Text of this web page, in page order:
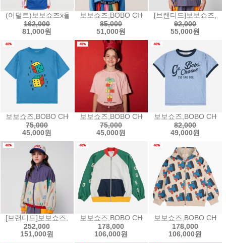
(어덜트)보보쇼즈x올렌드,Bobo Choses x Olend colorblock small
162,000
81,000원
보보쇼즈,BOBO CHOSES Chair T-shirt티셔
85,000
51,000원
[브랜디드]보보쇼즈
92,000
55,000원
보보쇼즈,BOBO CHOSES Roll The Dice T-shirt티셔츠25aw-
75,000
45,000원
보보쇼즈,BOBO CHOSES Hopscotch T-shirt
75,000
45,000원
보보쇼즈,BOBO
82,000
49,000원
[브랜디드]보보쇼즈,BOBO CHOSES Multicolor Bobo all over
252,000
151,000원
보보쇼즈,BOBO CHOSES Bobo Choses
178,000
106,000원
보보쇼즈,BOBO
178,000
106,000원